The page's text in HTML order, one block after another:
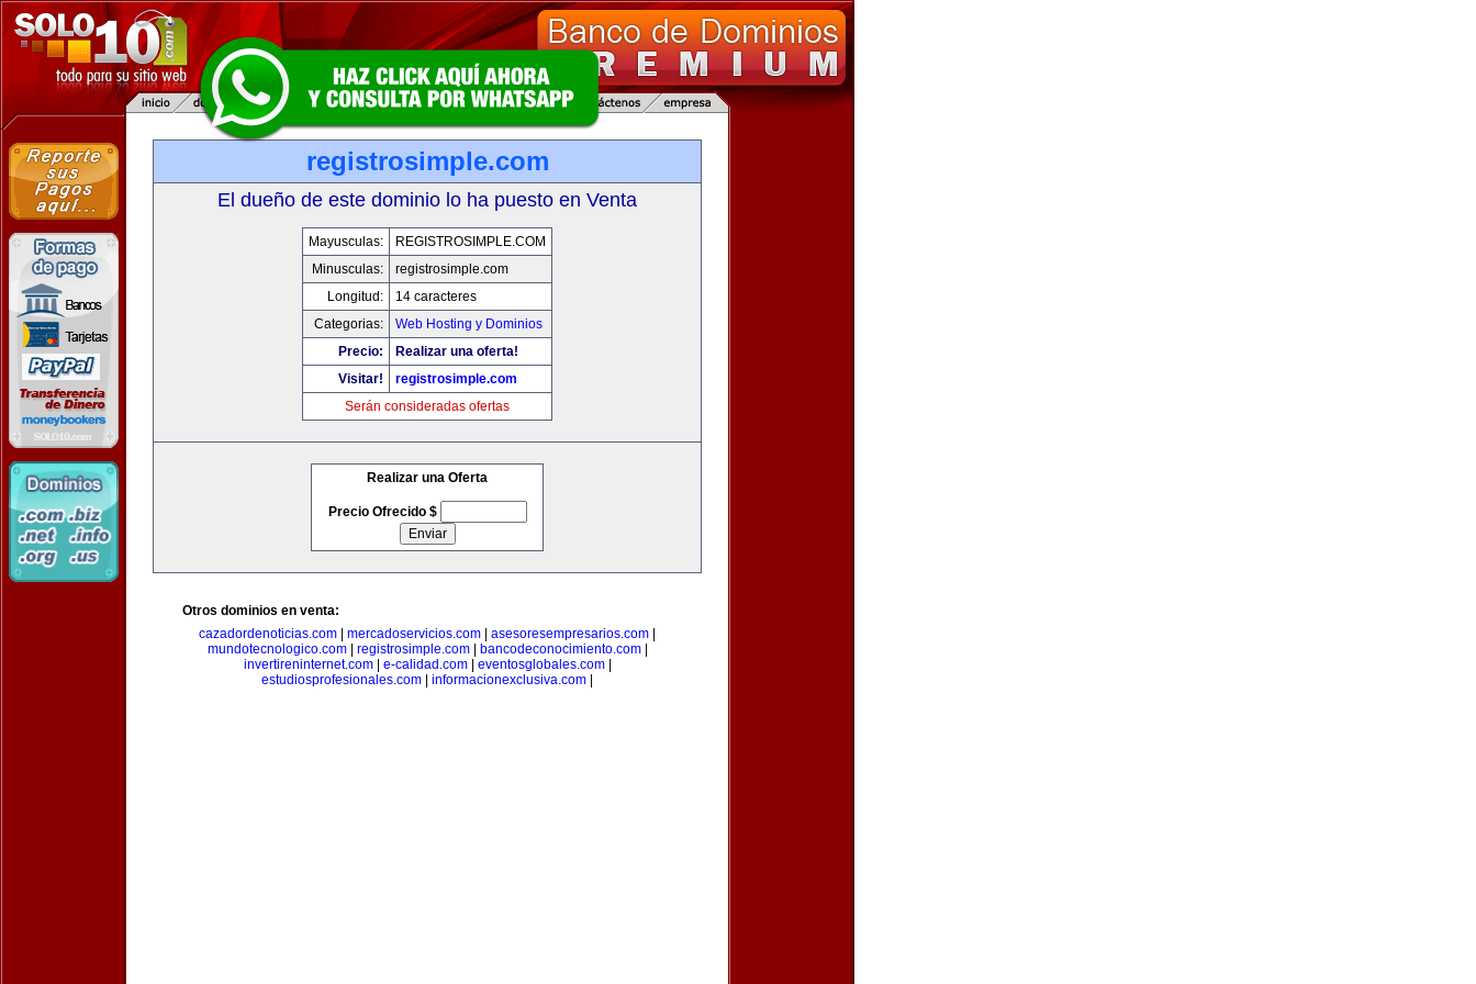
registrosimple.com
El dueño de este dominio lo ha puesto en Venta
Mayusculas:
REGISTROSIMPLE.COM
Minusculas:
registrosimple.com
Longitud:
14 caracteres
Categorias:
Web Hosting y Dominios
Precio:
Realizar una oferta!
Visitar!
registrosimple.com
Serán consideradas ofertas
Realizar una Oferta
Precio Ofrecido $
Otros dominios en venta:
cazadordenoticias.com
mercadoservicios.com asesoresempresarios.com
mundotecnologico.com| registrosimple.com| bancodeconocimiento.com|
invertireninternet.com| e-calidad.com| eventosglobales.com|
estudiosprofesionales.com
informacionexclusiva.com